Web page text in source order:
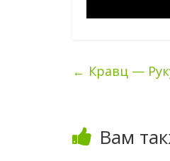
← Кравц —
Вам